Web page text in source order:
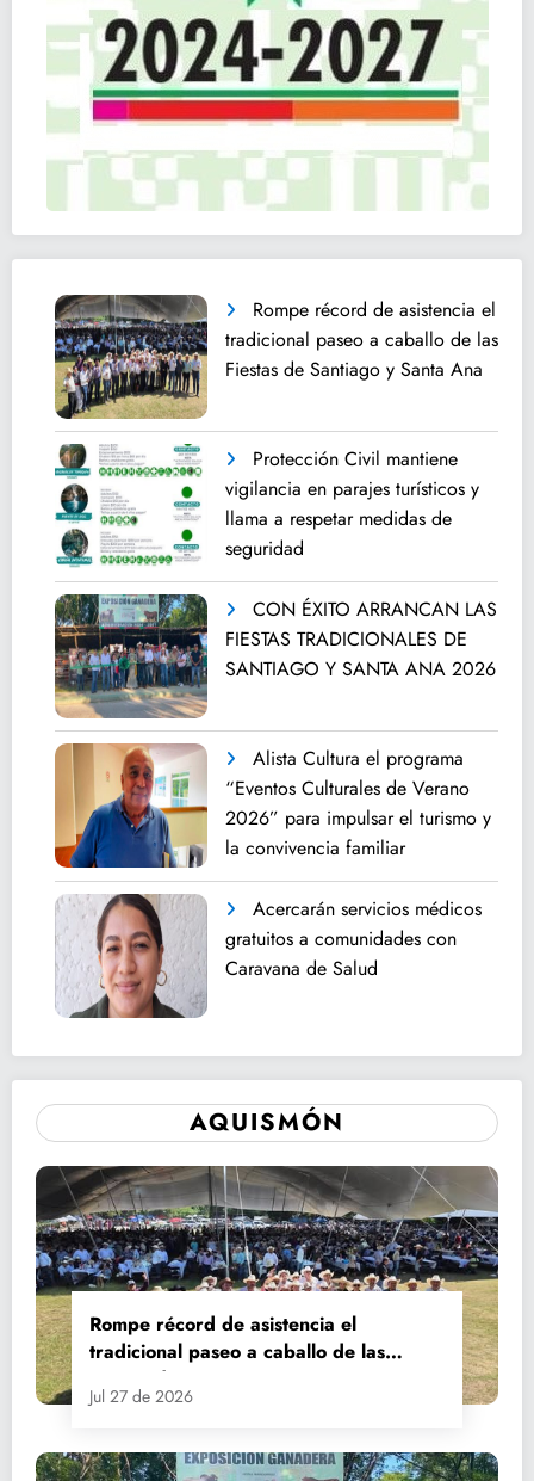
Rompe récord de asistencia el
tradicional paseo a caballo de las
Fiestas de Santiago y Santa Ana
Protección Civil mantiene
vigilancia en parajes turísticos y
llama a respetar medidas de
seguridad
CON ÉXITO ARRANCAN LAS
FIESTAS TRADICIONALES DE
SANTIAGO Y SANTA ANA 2026
Alista Cultura el programa
“Eventos Culturales de Verano
2026” para impulsar el turismo y
la convivencia familiar
Acercarán servicios médicos
gratuitos a comunidades con
Caravana de Salud
AQUISMÓN
Rompe récord de asistencia el
tradicional paseo a caballo de las
Fiestas de Santiago y Santa Ana
Jul 27 de 2026